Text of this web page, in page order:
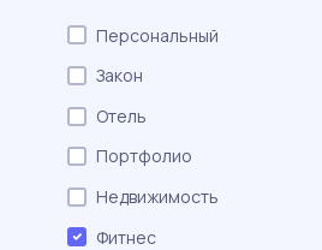
Персональный
Закон
Отель
Портфолио
Недвижимость
Фитнес